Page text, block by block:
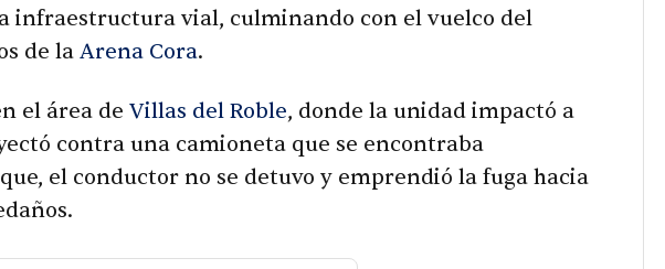
infraestructura vial, culminando con el vuelco del
de la Arena Cora.
el área de Villas del Roble, donde la unidad impactó a
contra una camioneta que se encontraba
el conductor no se detuvo y emprendió la fuga hacia